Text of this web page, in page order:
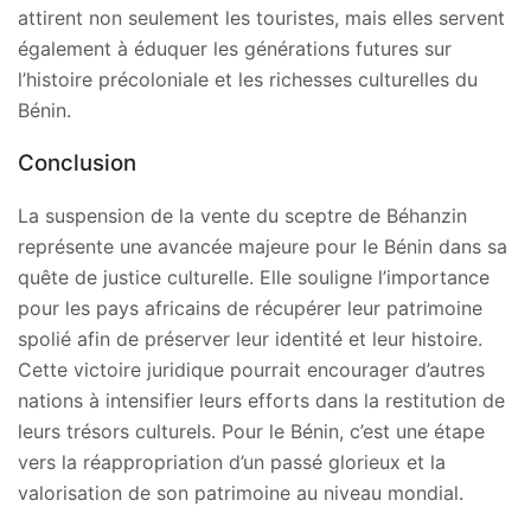
attirent non seulement les touristes, mais elles servent
également à éduquer les générations futures sur
l’histoire précoloniale et les richesses culturelles du
Bénin.
Conclusion
La suspension de la vente du sceptre de Béhanzin
représente une avancée majeure pour le Bénin dans sa
quête de justice culturelle. Elle souligne l’importance
pour les pays africains de récupérer leur patrimoine
spolié afin de préserver leur identité et leur histoire.
Cette victoire juridique pourrait encourager d’autres
nations à intensifier leurs efforts dans la restitution de
leurs trésors culturels. Pour le Bénin, c’est une étape
vers la réappropriation d’un passé glorieux et la
valorisation de son patrimoine au niveau mondial.